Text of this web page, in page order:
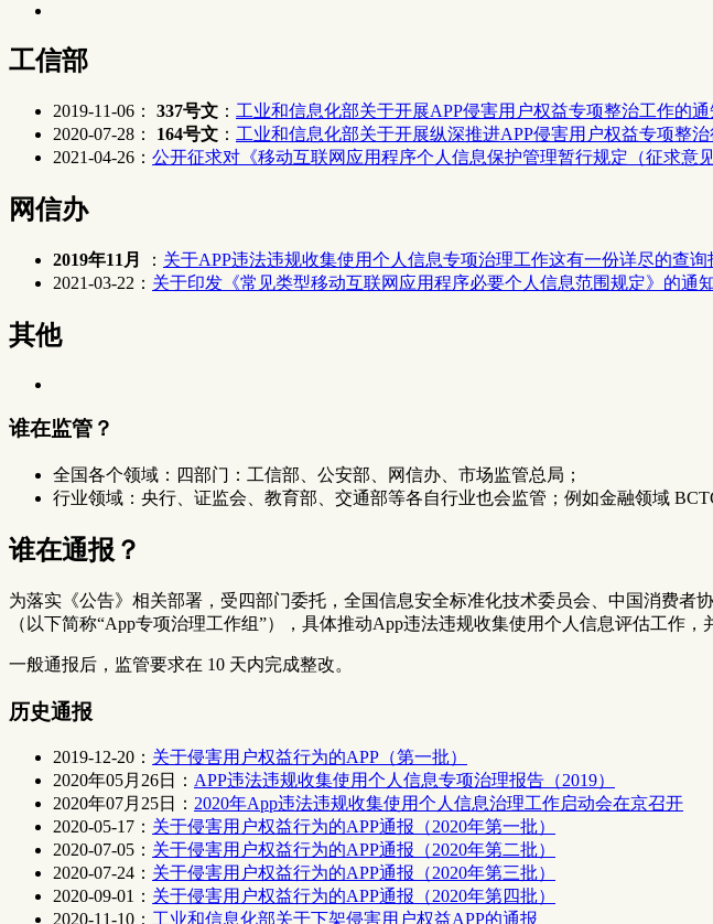
工信部
2019-11-06： 337号文 ： 工业和信息化部关于开展APP侵害用户权益专项整治工作的通
2020-07-28： 164号文 ： 工业和信息化部关于开展纵深推进APP侵害用户权益专项整
2021-04-26： 公开征求对《移动互联网应用程序个人信息保护管理暂行规定（征求意
网信办
2019年11月 ： 关于APP违法违规收集使用个人信息专项治理工作这有一份详尽的查询
2021-03-22： 关于印发《常见类型移动互联网应用程序必要个人信息范围规定》的通
其他
谁在监管？
全国各个领域：四部门：工信部、公安部、网信办、市场监管总局；
行业领域：央行、证监会、教育部、交通部等各自行业也会监管；例如金融领域
谁在通报？
为落实《公告》相关部署，受四部门委托，全国信息安全标准化技术委员会、中国消费
（以下简称“App专项治理工作组”），具体推动App违法违规收集使用个人信息评估工作
一般通报后，监管要求在 10 天内完成整改。
历史通报
2019-12-20： 关于侵害用户权益行为的APP（第一批）
2020年05月26日： APP违法违规收集使用个人信息专项治理报告（2019）
2020年07月25日： 2020年App违法违规收集使用个人信息治理工作启动会在京召开
2020-05-17： 关于侵害用户权益行为的APP通报（2020年第一批）
2020-07-05： 关于侵害用户权益行为的APP通报（2020年第二批）
2020-07-24： 关于侵害用户权益行为的APP通报（2020年第三批）
2020-09-01： 关于侵害用户权益行为的APP通报（2020年第四批）
2020-11-10： 工业和信息化部关于下架侵害用户权益APP的通报